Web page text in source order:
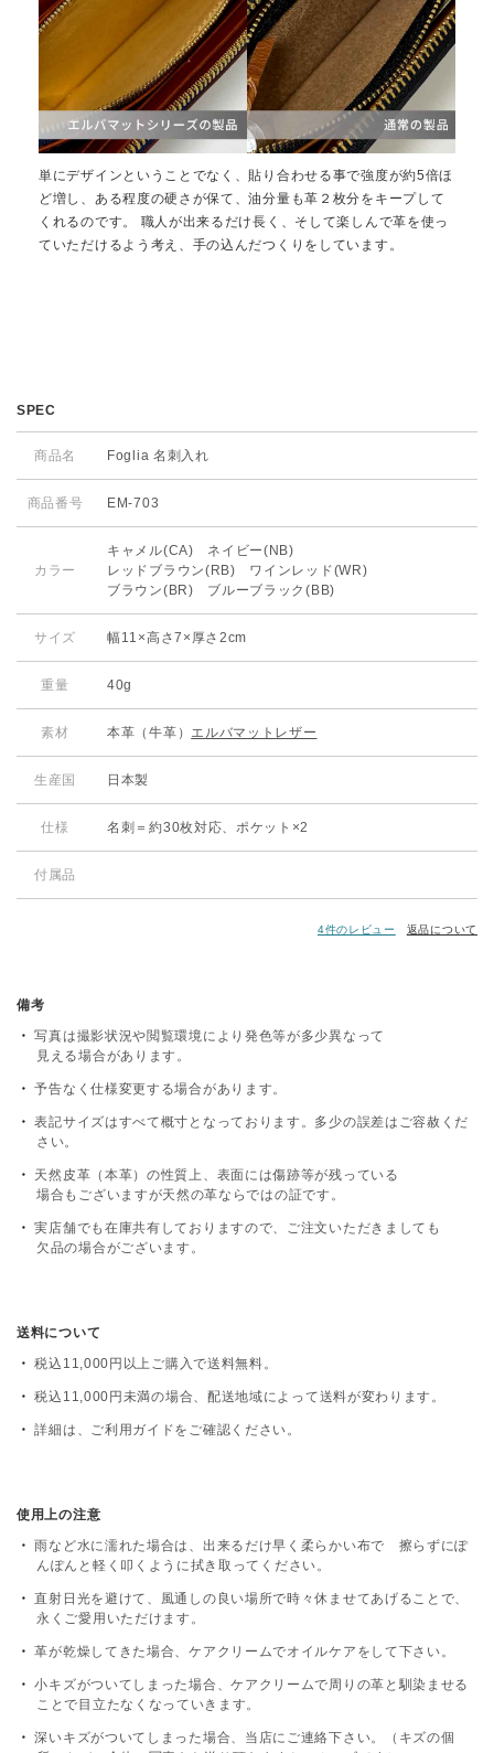
単にデザインということでなく、貼り合わせる事で強度が約5倍ほ
ど増し、ある程度の硬さが保て、油分量も革２枚分をキープして
くれるのです。 職人が出来るだけ長く、そして楽しんで革を使っ
ていただけるよう考え、手の込んだつくりをしています。
SPEC
商品名 Foglia 名刺入れ
商品番号 EM-703
カラー
キャメル(CA) ネイビー(NB)
レッドブラウン(RB) ワインレッド(WR)
ブラウン(BR) ブルーブラック(BB)
サイズ 幅11×高さ7×厚さ2cm
重量 40g
素材 本革（牛革） エルバマットレザー
生産国 日本製
仕様 名刺＝約30枚対応、ポケット×2
付属品
4件のレビュー 返品について
備考
写真は撮影状況や閲覧環境により発色等が多少異なって
見える場合があります。
予告なく仕様変更する場合があります。
表記サイズはすべて概寸となっております。多少の誤差はご容赦くだ
さい。
天然皮革（本革）の性質上、表面には傷跡等が残っている
場合もございますが天然の革ならではの証です。
実店舗でも在庫共有しておりますので、ご注文いただきましても
欠品の場合がございます。
送料について
税込11,000円以上ご購入で送料無料。
税込11,000円未満の場合、配送地域によって送料が変わります。
詳細は、 ご利用ガイドをご確認ください。
使用上の注意
雨など水に濡れた場合は、出来るだけ早く柔らかい布で 擦らずにぽ
んぽんと軽く叩くように拭き取ってください。
直射日光を避けて、風通しの良い場所で時々休ませてあげることで、
永くご愛用いただけます。
革が乾燥してきた場合、ケアクリームでオイルケアをして下さい。
小キズがついてしまった場合、ケアクリームで周りの革と馴染ませる
ことで目立たなくなっていきます。
深いキズがついてしまった場合、当店にご連絡下さい。（キズの個